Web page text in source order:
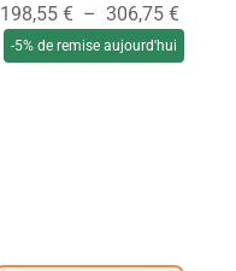
198,55 € – 306,75 €
-5% de remise aujourd'hui